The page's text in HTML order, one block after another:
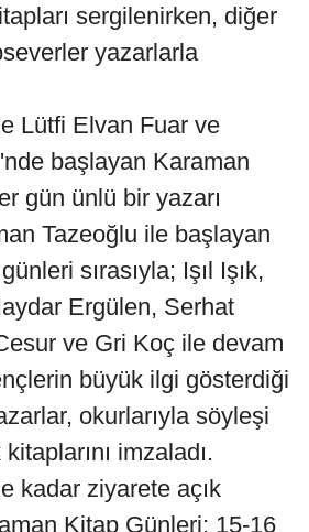
sergilenirken, diğer
yazarlarla
Lütfi Elvan Fuar ve
başlayan Karaman
gün ünlü bir yazarı
Tazeoğlu ile başlayan
sırasıyla; Işıl Işık,
Ergülen, Serhat
ve Gri Koç ile devam
büyük ilgi gösterdiği
okurlarıyla söyleşi
imzaladı.
kadar ziyarete açık
Kitap Günleri; 15-16